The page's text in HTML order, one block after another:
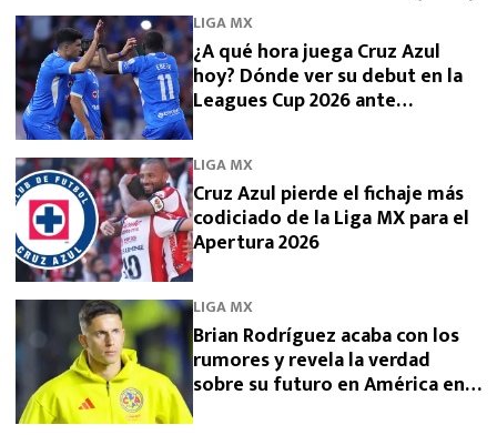
LIGA MX
¿A qué hora juega Cruz Azul
hoy? Dónde ver su debut en la
Leagues Cup 2026 ante
LIGA MX
Cruz Azul pierde el fichaje más
codiciado de la Liga MX para el
Apertura 2026
LIGA MX
Brian Rodríguez acaba con los
rumores y revela la verdad
sobre su futuro en América en